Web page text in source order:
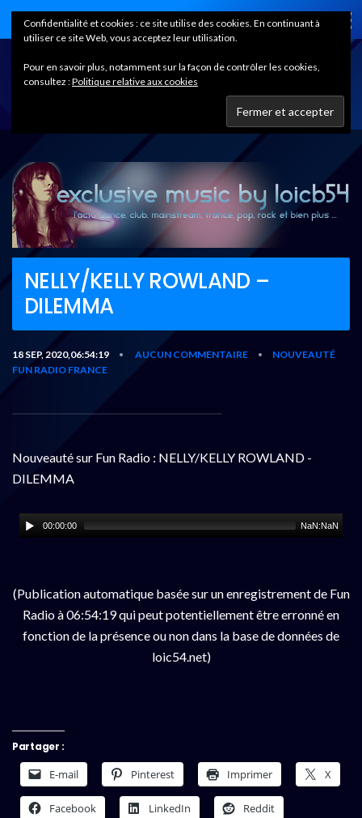
Home
NELLY/KELLY ROWLAND –
DILEMMA
18 SEP, 2020,06:54:19 • AUCUN COMMENTAIRE •
NOUVEAUTÉ
FUN RADIO FRANCE
Nouveauté sur Fun Radio : NELLY/KELLY ROWLAND -
DILEMMA
00:00:00 NaN:NaN
(Publication automatique basée sur un enregistrement de Fun
Radio à 06:54:19 qui peut potentiellement être erronné en
fonction de la présence ou non dans la base de données de
loic54.net)
Partager :
E-mail Pinterest Imprimer X
Facebook LinkedIn Reddit
Confidentialité et cookies : ce site utilise des cookies. En continuant à
utiliser ce site Web, vous acceptez leur utilisation.
Pour en savoir plus, notamment sur la façon de contrôler les cookies,
consultez :Politique relative aux cookies